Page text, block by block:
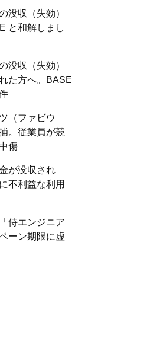
没収（失効）
と和解しまし
没収（失効）
た方へ。BASE
（ファビウ
。従業員が競
傷
が没収され
不利益な利用
侍エンジニア
ーン期限に虚